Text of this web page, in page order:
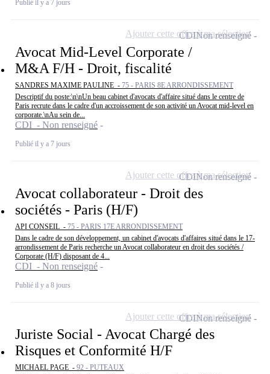
Publié il y a 7 jours
Avocat Mid-Level Corporate /
M&A F/H - Droit, fiscalité
SANDRES MAXIME PAULINE - 75 - PARIS 8E ARRONDISSEMENT
Descriptif du poste:\n\nUn beau cabinet d'avocats d'affaire situé dans le centre de
Paris recrute dans le cadre d'un accroissement de son activité un Avocat mid-level en
corporate.\nAu sein de...
CDI - Non renseigné
Publié il y a 7 jours
CDINon renseigné
Ajouter cette offre à ma sélection
Avocat collaborateur - Droit des
sociétés - Paris (H/F)
API CONSEIL - 75 - PARIS 17E ARRONDISSEMENT
Dans le cadre de son développement, un cabinet d'avocats d'affaires situé dans le 17-
arrondissement de Paris recherche un Avocat collaborateur en droit des sociétés /
Corporate (H/F) disposant de 4...
CDI - Non renseigné
Publié il y a 8 jours
CDINon renseigné
Ajouter cette offre à ma sélection
Juriste Social - Avocat Chargé des
Risques et Conformité H/F
MICHAEL PAGE - 92 - PUTEAUX
CDINon renseigné
Ajouter cette offre à ma sélection